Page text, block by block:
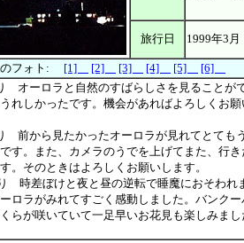
旅行日 1999年3月
のフォト: [1] [2] [3] [4] [5]
[6]
オーロラと自然のすばらしさを見ることが
れしかったです。機会があればよろしくお願
前から見たかったオーロラが見れてとても
す。また、カメラのうでを上げてまた、行き
。そのときはよろしくお願いします。
時差ぼけと夜と昼の逆転で睡魔におそわれ
ロラがみれてすごく感動しました。バンクー
らが咲いていて一足早いお花見も楽しみまし